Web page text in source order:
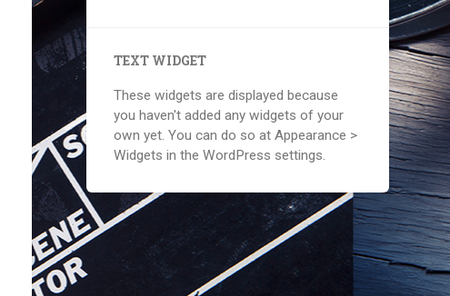
TEXT WIDGET
These widgets are displayed because
you haven't added any widgets of your
own yet. You can do so at Appearance >
Widgets in the WordPress settings.